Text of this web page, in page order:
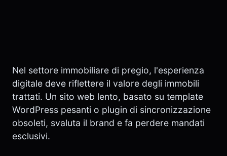
Nel settore immobiliare di pregio, l'esperienza
digitale deve riflettere il valore degli immobili
trattati. Un sito web lento, basato su template
WordPress pesanti o plugin di sincronizzazione
obsoleti, svaluta il brand e fa perdere mandati
esclusivi.